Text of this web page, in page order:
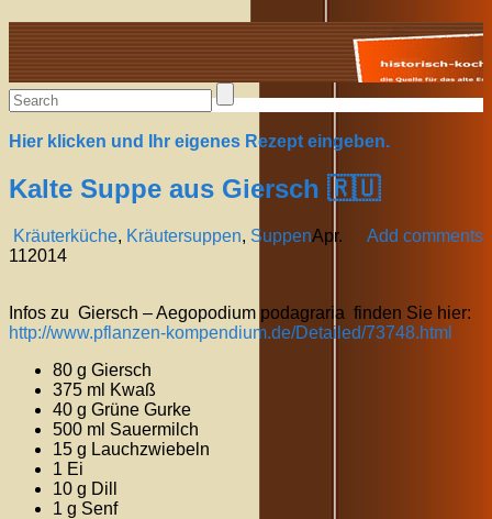
Alte Rezepte online
Hier klicken und Ihr eigenes Rezept eingeben.
Kalte Suppe aus Giersch 🇷🇺
Kräuterküche, Kräutersuppen, Suppen Add comments
Apr.
112014
Infos zu Giersch – Aegopodium podagraria finden Sie hier:
http://www.pflanzen-kompendium.de/Detailed/73748.html
80 g Giersch
375 ml Kwaß
40 g Grüne Gurke
500 ml Sauermilch
15 g Lauchzwiebeln
1 Ei
10 g Dill
1 g Senf